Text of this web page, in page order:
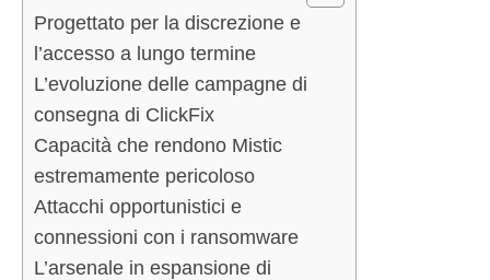
Progettato per la discrezione e
l’accesso a lungo termine
L’evoluzione delle campagne di
consegna di ClickFix
Capacità che rendono Mistic
estremamente pericoloso
Attacchi opportunistici e
connessioni con i ransomware
L’arsenale in espansione di